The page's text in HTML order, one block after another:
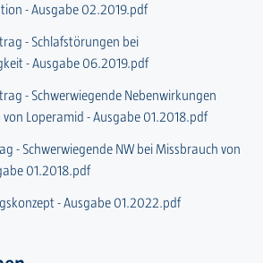
- Ausgabe 02.2019.pdf
- Schlafstörungen bei
- Ausgabe 06.2019.pdf
- Schwerwiegende Nebenwirkungen
Loperamid - Ausgabe 01.2018.pdf
- Schwerwiegende NW bei Missbrauch von
01.2018.pdf
- Ausgabe 01.2022.pdf